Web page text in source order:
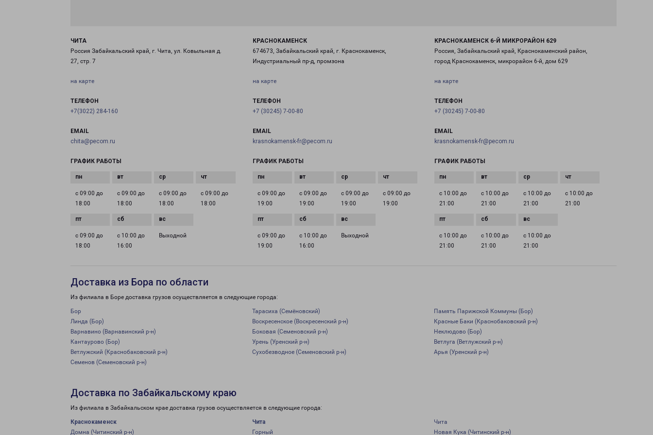
ЧИТА
Россия Забайкальский край, г. Чита, ул. Ковыльная д.
27, стр. 7
на карте
ТЕЛЕФОН
+7(3022) 284-160
EMAIL
chita@pecom.ru
ГРАФИК РАБОТЫ
с 09:00 до
18:00
с 09:00 до
18:00
с 09:00 до
18:00
с 09:00 до
18:00
с 09:00 до
18:00
с 10:00 до
16:00
Выходной
КРАСНОКАМЕНСК
674673, Забайкальский край, г. Краснокаменск,
Индустриальный пр-д, промзона
на карте
ТЕЛЕФОН
+7 (30245) 7-00-80
EMAIL
krasnokamensk-fr@pecom.ru
ГРАФИК РАБОТЫ
с 09:00 до
19:00
с 09:00 до
19:00
с 09:00 до
19:00
с 09:00 до
19:00
с 09:00 до
19:00
с 10:00 до
16:00
Выходной
КРАСНОКАМЕНСК 6-Й МИКРОРАЙОН 629
Россия, Забайкальский край, Краснокаменский район,
город Краснокаменск, микрорайон 6-й, дом 629
на карте
ТЕЛЕФОН
+7 (30245) 7-00-80
EMAIL
krasnokamensk-fr@pecom.ru
ГРАФИК РАБОТЫ
с 10:00 до
21:00
с 10:00 до
21:00
с 10:00 до
21:00
с 10:00 до
21:00
с 10:00 до
21:00
с 10:00 до
21:00
с 10:00 до
21:00
Доставка из Бора по области
Из филиала в Боре доставка грузов осуществляется в следующие города:
Бор Тарасиха (Семёновский)
Память Парижской Коммуны (Бор)
Линда (Бор)
Воскресенское (Воскресенский р-н)
Красные Баки (Краснобаковский р-н)
Варнавино (Варнавинский р-н)
Боковая (Семеновский р-н)
Неклюдово (Бор)
Кантаурово (Бор)
Урень (Уренский р-н)
Ветлуга (Ветлужский р-н)
Ветлужский (Краснобаковский р-н)
Сухобезводное (Семеновский р-н)
Арья (Уренский р-н)
Семенов (Семеновский р-н)
Доставка по Забайкальскому краю
Из филиала в Забайкальском крае доставка грузов осуществляется в следующие города:
Краснокаменск Чита
Чита
Домна (Читинский р-н)
Горный Новая Кука (Читинский р-н)